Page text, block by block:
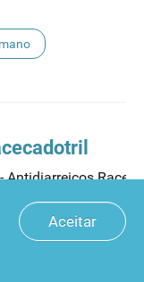
Antidiarreicos
..."Aceitar